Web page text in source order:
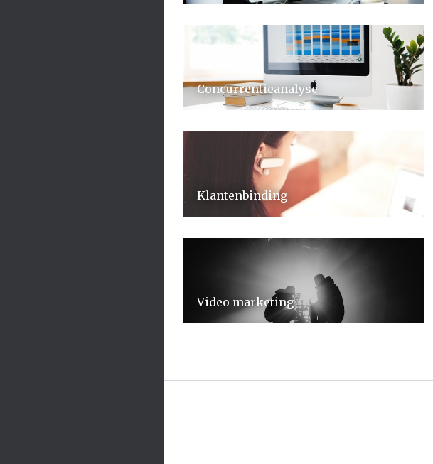
Concurrentieanalyse
Klantenbinding
Video marketing